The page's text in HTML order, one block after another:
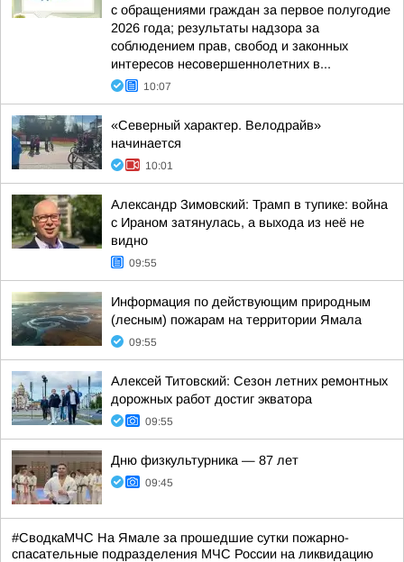
с обращениями граждан за первое полугодие
2026 года; результаты надзора за
соблюдением прав, свобод и законных
интересов несовершеннолетних в...
10:07
«Северный характер. Велодрайв»
начинается
10:01
Александр Зимовский: Трамп в тупике: война
с Ираном затянулась, а выхода из неё не
видно
09:55
Информация по действующим природным
(лесным) пожарам на территории Ямала
09:55
Алексей Титовский: Сезон летних ремонтных
дорожных работ достиг экватора
09:55
Дню физкультурника — 87 лет
09:45
#СводкаМЧС На Ямале за прошедшие сутки пожарно-
спасательные подразделения МЧС России на ликвидацию